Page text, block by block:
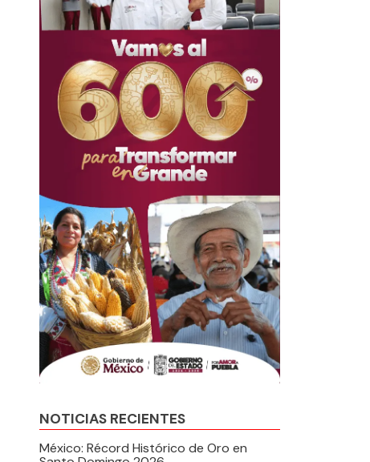
NOTICIAS RECIENTES
México: Récord Histórico de Oro en